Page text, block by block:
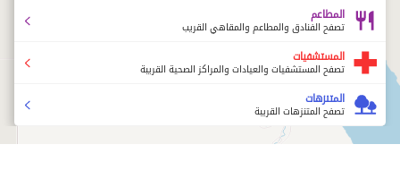
المطاعم
تصفح الفنادق والمطاعم والمقاهي القريب
المستشفيات
تصفح المستشفيات والعيادات والمراكز الصحية القريبة
المتنزهات
تصفح المتنزهات القريبة